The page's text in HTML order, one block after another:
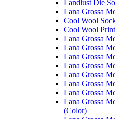
Landlust Die
Lana Grossa
Cool Wool
Cool Wool Print
Lana Grossa
Lana Grossa
Lana Grossa
Lana Grossa
Lana Grossa
Lana Grossa
Lana Grossa
Lana Grossa
(Color)